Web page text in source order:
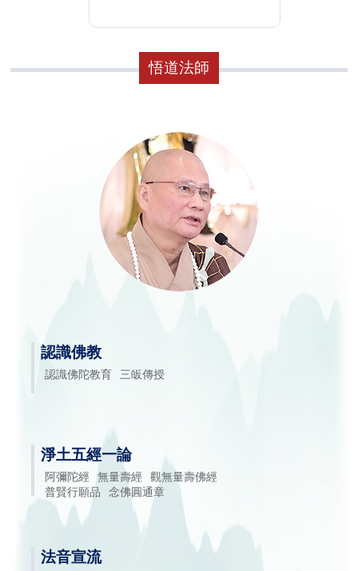
悟道法師
認識佛教
認識佛陀教育 三皈傳授
淨土五經一論
阿彌陀經 無量壽經
觀無量壽佛經
普賢行願品
念佛圓通章
法音宣流